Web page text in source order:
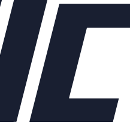
Ду50
80577.00
Ду80
114787.00
Ду125
218243.00
Ду200
404120.00